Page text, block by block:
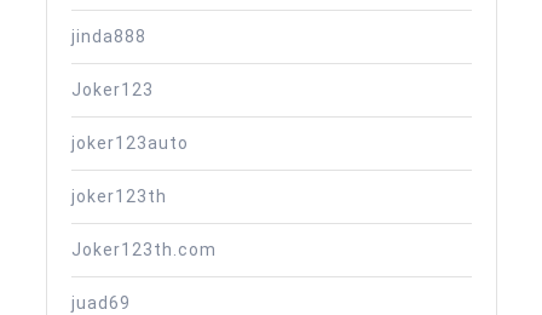
jinda888
Joker123
joker123auto
joker123th
Joker123th.com
juad69